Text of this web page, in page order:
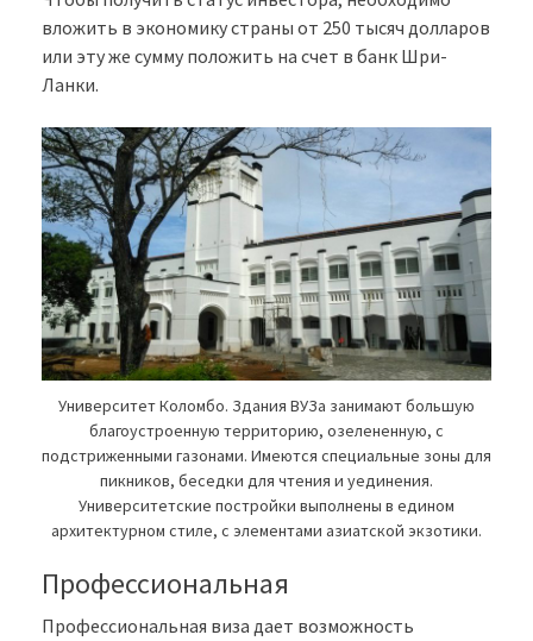
вложить в экономику страны от 250 тысяч долларов
или эту же сумму положить на счет в банк Шри-
Ланки.
Университет Коломбо. Здания ВУЗа занимают большую
благоустроенную территорию, озелененную, с
подстриженными газонами. Имеются специальные зоны для
пикников, беседки для чтения и уединения.
Университетские постройки выполнены в едином
архитектурном стиле, с элементами азиатской экзотики.
Профессиональная
Профессиональная виза дает возможность